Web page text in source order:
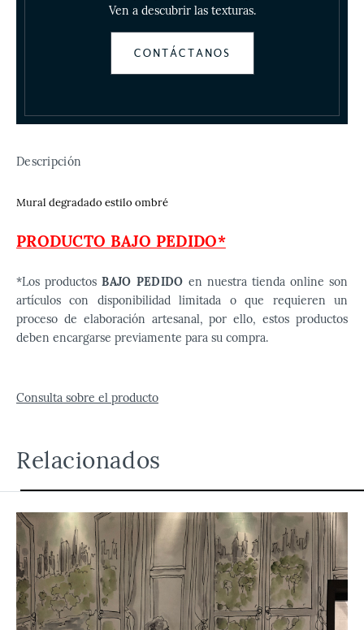
Ven a descubrir las texturas.
CONTÁCTANOS
Descripción
Mural degradado estilo ombré
PRODUCTO BAJO PEDIDO*
*Los productosBAJO PEDIDO en nuestra tienda online son
artículos con disponibilidad limitada o que requieren un
proceso de elaboración artesanal, por ello, estos productos
deben encargarse previamente para su compra.
Consulta sobre el producto
Relacionados